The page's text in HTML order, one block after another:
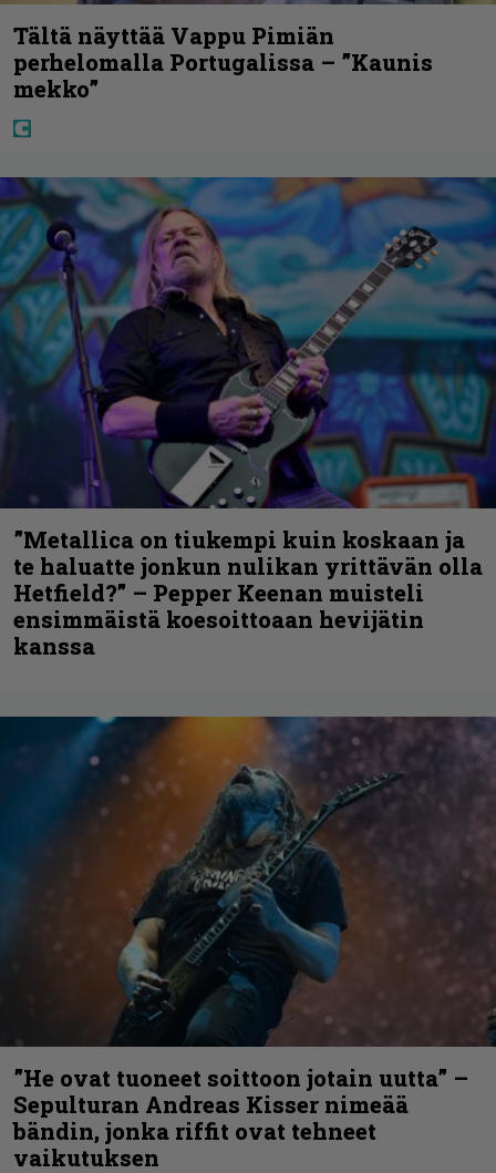
Tältä näyttää Vappu Pimiän
perhelomalla Portugalissa – ”Kaunis
mekko”
”Metallica on tiukempi kuin koskaan ja
te haluatte jonkun nulikan yrittävän olla
Hetfield?” – Pepper Keenan muisteli
ensimmäistä koesoittoaan hevijätin
kanssa
”He ovat tuoneet soittoon jotain uutta” –
Sepulturan Andreas Kisser nimeää
bändin, jonka riffit ovat tehneet
vaikutuksen